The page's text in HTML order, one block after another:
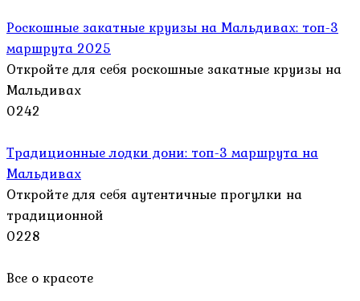
Роскошные закатные круизы на Мальдивах: топ-3
маршрута 2025
Откройте для себя роскошные закатные круизы на
Мальдивах
0242
Традиционные лодки дони: топ-3 маршрута на
Мальдивах
Откройте для себя аутентичные прогулки на
традиционной
0228
Все о красоте